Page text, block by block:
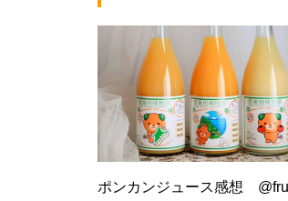
ポンカンジュース感想